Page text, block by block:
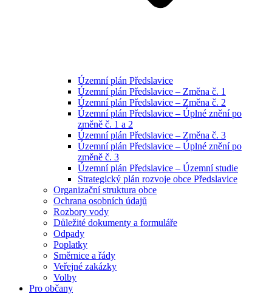
Územní plán Předslavice
Územní plán Předslavice – Změna č. 1
Územní plán Předslavice – Změna č. 2
Územní plán Předslavice – Úplné znění po
změně č. 1 a 2
Územní plán Předslavice – Změna č. 3
Územní plán Předslavice – Úplné znění po
změně č. 3
Územní plán Předslavice – Územní studie
Strategický plán rozvoje obce Předslavice
Organizační struktura obce
Ochrana osobních údajů
Rozbory vody
Důležité dokumenty a formuláře
Odpady
Poplatky
Směrnice a řády
Veřejné zakázky
Volby
Pro občany